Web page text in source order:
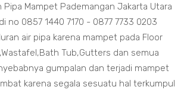
Pipa Mampet Pademangan Jakarta Utara
no 0857 1440 7170 - 0877 7733 0203
air pipa karena mampet pada Floor
Tub,Gutters dan semua
gumpalan dan terjadi mampet
karena segala sesuatu hal terkumpul